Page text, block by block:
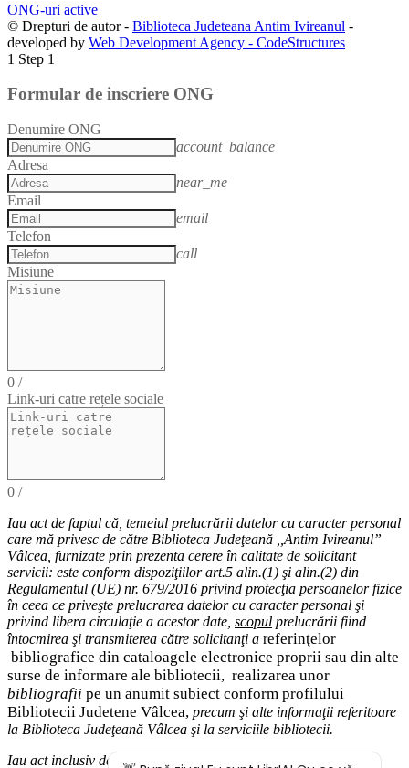
ONG-uri active
© Drepturi de autor - Biblioteca Judeteana Antim Ivireanul -
developed by Web Development Agency - CodeStructures
1 Step 1
Formular de inscriere ONG
Denumire ONG
account_balance
Adresa
near_me
Email
email
Telefon
call
Misiune
0 /
Link-uri catre rețele sociale
0 /
Iau act de faptul că, temeiul prelucrării datelor cu caracter personal
care mă privesc de către Biblioteca Judeţeană ,,Antim Ivireanul”
Vâlcea, furnizate prin prezenta cerere în calitate de solicitant
servicii: este conform dispoziţiilor art.5 alin.(1) şi alin.(2) din
Regulamentul (UE) nr. 679/2016 privind protecţia persoanelor fizice
în ceea ce priveşte prelucrarea datelor cu caracter personal şi
privind libera circulaţie a acestor date scopul prelucrării fiind
întocmirea şi transmiterea către solicitanţi a referinţelor
bibliografice din cataloagele electronice proprii sau din alte
surse de informare ale bibliotecii, realizarea unor
bibliografii pe un anumit subiect conform profilului
Bibliotecii Judetene Vâlcea, precum şi alte informaţii referitoare
la Biblioteca Judeţeană Vâlcea şi la serviciile bibliotecii.
Iau act inclusiv de drepturile pe care le am (